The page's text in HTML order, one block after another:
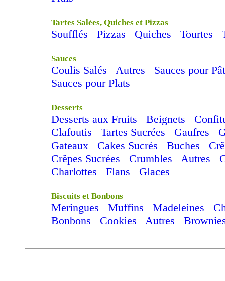
Tartes Salées, Quiches et Pizzas
Soufflés Pizzas Quiches Tourtes
Sauces
Coulis Salés Autres
Sauces pour
Sauces pour Plats
Desserts
Desserts aux Fruits Beignets
Clafoutis
Tartes Sucrées Gaufres
Gateaux
Cakes Sucrés Buches
Crêpes Sucrées
Crumbles Autres
Charlottes
Flans Glaces
Biscuits et Bonbons
Meringues Muffins Madeleines
Bonbons
Cookies Autres